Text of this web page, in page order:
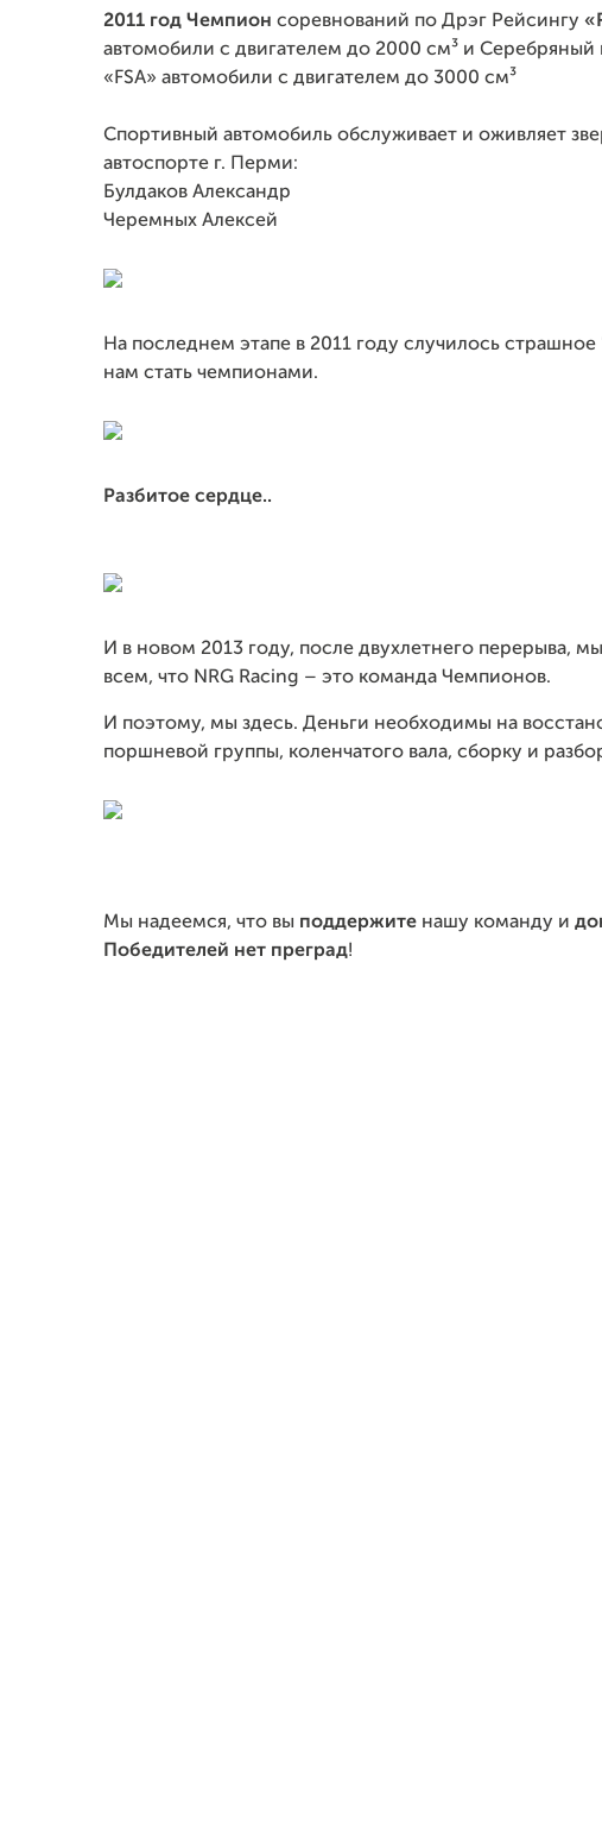
2011 год Чемпион соревнований по Дрэг Рейсингу
автомобили с двигателем до 2000 см³ и Серебряный
«FSA» автомобили с двигателем до 3000 см³
Спортивный автомобиль обслуживает и оживляет
автоспорте г. Перми:
Булдаков Александр
Черемных Алексей
На последнем этапе в 2011 году случилось
нам стать чемпионами.
Разбитое сердце..
И в новом 2013 году, после двухлетнего перерыва,
всем, что NRG Racing – это команда Чемпионов.
И поэтому, мы здесь. Деньги необходимы на
поршневой группы, коленчатого вала, сборку и
Мы надеемся, что вы поддержите нашу команду и
Победителей нет преград!